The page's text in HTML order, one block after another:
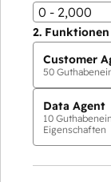
0 - 2,000
2.
Customer
50
Data Agent
10
Eigenschaften